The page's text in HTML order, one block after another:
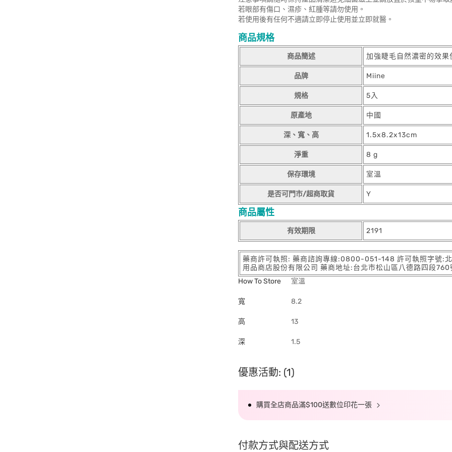
若眼部有傷口、濕疹、紅腫等請勿使用。
若使用後有任何不適請立即停止使用並立即就醫。
商品規格
商品簡述 加強睫毛自然濃密的效果
品牌 Miine
規格 5入
原產地 中國
深、寬、高 1.5x8.2x13cm
淨重 8 g
保存環境 室溫
是否可門市/超商取貨 Y
商品屬性
有效期限 2191
藥商許可執照: 藥商諮詢專線:0800-051-148 許可執照字號:
用品商店股份有限公司 藥商地址:台北市松山區八德路四段
How To Store
室溫
寬 8.2
高 13
深 1.5
優惠活動: (1)
購買全店商品滿$100送數位印花一張
付款方式與配送方式